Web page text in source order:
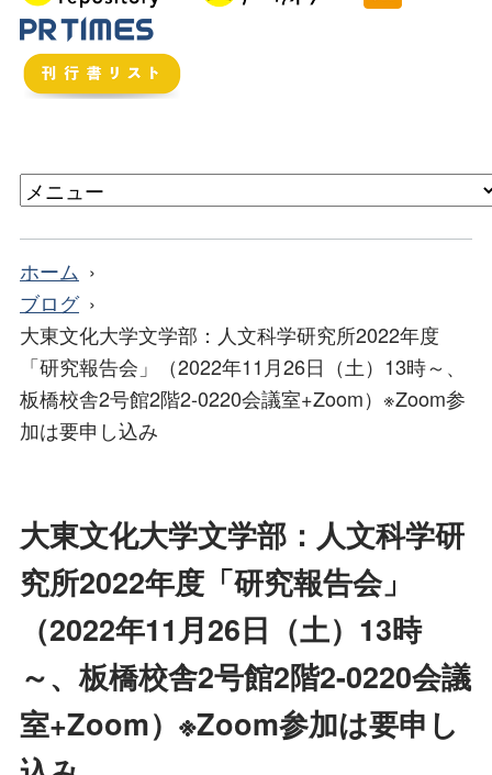
ホーム
ブログ
大東文化大学文学部：人文科学研究所2022年度
「研究報告会」（2022年11月26日（土）13時～、
板橋校舎2号館2階2-0220会議室+Zoom）※Zoom参
加は要申し込み
大東文化大学文学部：人文科学研
究所2022年度「研究報告会」
（2022年11月26日（土）13時
～、板橋校舎2号館2階2-0220会議
室+Zoom）※Zoom参加は要申し